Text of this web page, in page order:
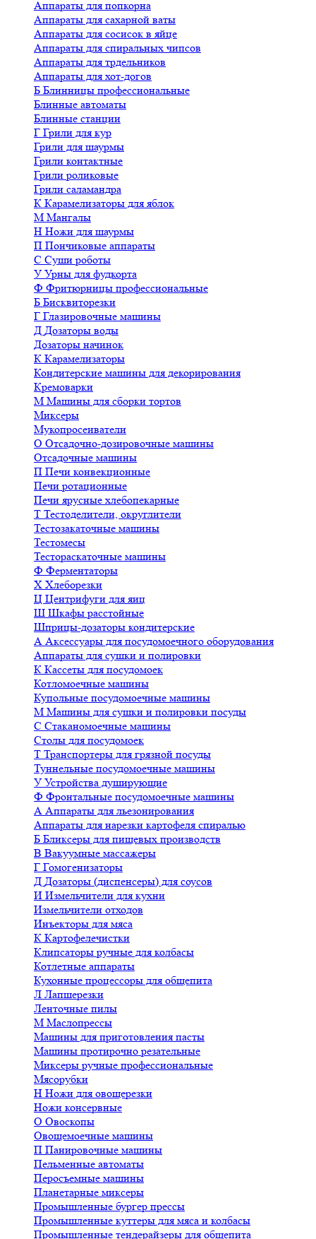
Аппараты для попкорна
Аппараты для сахарной ваты
Аппараты для сосисок в яйце
Аппараты для спиральных чипсов
Аппараты для трдельников
Аппараты для хот-догов
Б Блинницы профессиональные
Блинные автоматы
Блинные станции
Г Грили для кур
Грили для шаурмы
Грили контактные
Грили роликовые
Грили саламандра
К Карамелизаторы для яблок
М Мангалы
Н Ножи для шаурмы
П Пончиковые аппараты
С Суши роботы
У Урны для фудкорта
Ф Фритюрницы профессиональные
Б Бисквиторезки
Г Глазировочные машины
Д Дозаторы воды
Дозаторы начинок
К Карамелизаторы
Кондитерские машины для декорирования
Кремоварки
М Машины для сборки тортов
Миксеры
Мукопросеиватели
О Отсадочно-дозировочные машины
Отсадочные машины
П Печи конвекционные
Печи ротационные
Печи ярусные хлебопекарные
Т Тестоделители, округлители
Тестозакаточные машины
Тестомесы
Тестораскаточные машины
Ф Ферментаторы
Х Хлеборезки
Ц Центрифуги для яиц
Ш Шкафы расстойные
Шприцы-дозаторы кондитерские
А Аксессуары для посудомоечного оборудования
Аппараты для сушки и полировки
К Кассеты для посудомоек
Котломоечные машины
Купольные посудомоечные машины
М Машины для сушки и полировки посуды
С Стаканомоечные машины
Столы для посудомоек
Т Транспортеры для грязной посуды
Туннельные посудомоечные машины
У Устройства душирующие
Ф Фронтальные посудомоечные машины
А Аппараты для льезонирования
Аппараты для нарезки картофеля спиралью
Б Бликсеры для пищевых производств
В Вакуумные массажеры
Г Гомогенизаторы
Д Дозаторы (диспенсеры) для соусов
И Измельчители для кухни
Измельчители отходов
Инъекторы для мяса
К Картофелечистки
Клипсаторы ручные для колбасы
Котлетные аппараты
Кухонные процессоры для общепита
Л Лапшерезки
Ленточные пилы
М Маслопрессы
Машины для приготовления пасты
Машины протирочно резательные
Миксеры ручные профессиональные
Мясорубки
Н Ножи для овощерезки
Ножи консервные
О Овоскопы
Овощемоечные машины
П Панировочные машины
Пельменные автоматы
Перосъемные машины
Планетарные миксеры
Промышленные бургер прессы
Промышленные куттеры для мяса и колбасы
Промышленные тендерайзеры для общепита